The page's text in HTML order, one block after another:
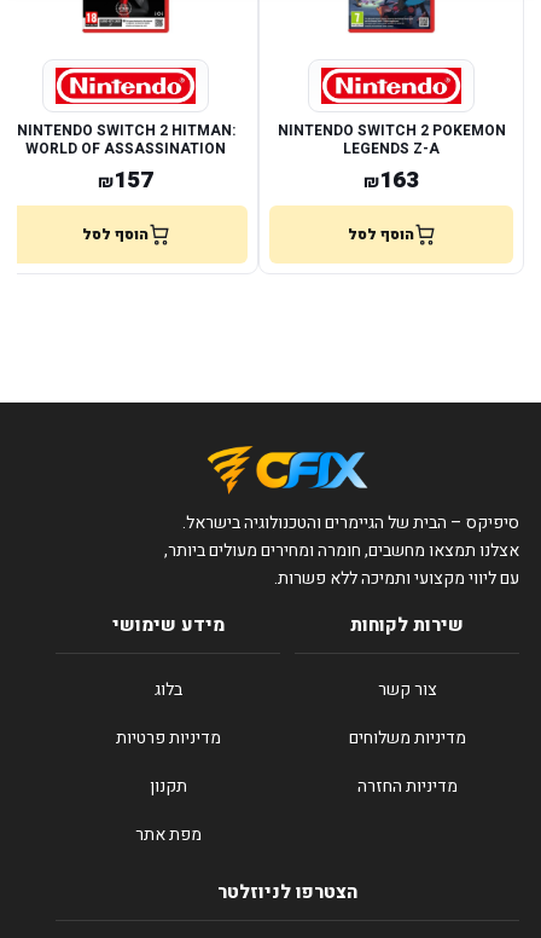
NINTENDO SWITCH 2 POKEMON
LEGENDS Z-A
₪163
הוסף לסל
NINTENDO SWITCH 2 HITMAN:
WORLD OF ASSASSINATION
SIGNATURE EDITION
₪157
הוסף לסל
סיפיקס – הבית של הגיימרים והטכנולוגיה בישראל.
אצלנו תמצאו מחשבים, חומרה ומחירים מעולים ביותר,
עם ליווי מקצועי ותמיכה ללא פשרות.
שירות לקוחות
צור קשר
מדיניות משלוחים
מדיניות החזרה
מידע שימושי
בלוג
מדיניות פרטיות
תקנון
מפת אתר
הצטרפו לניוזלטר